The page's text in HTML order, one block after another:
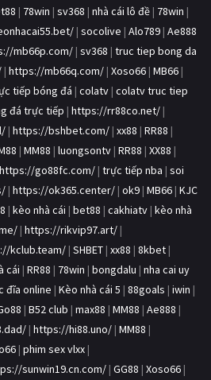
| 78win | sv368 | nhà cái lô đề | 78win |
| socolive | Alo789 | Ae888
mb66p.com/ | sv368 | truc tiep bong da
| https://mb66q.com/ | Xoso66 | MB66 |
tiếp bóng đá | colatv | colatv truc tiep
đá trực tiếp | https://rr88co.net/ |
| https://bshbet.com/ | xx88 | RR88 |
| MM88 | luongsontv | RR88 | XX88 |
https://go88fc.com/ | trực tiếp nba | soi
| https://ok365.center/ | ok9 | MB66 | KJC
| kèo nhà cái | bet88 | cakhiatv | kèo nhà
| https://rikvip97.art/ |
kclub.team/ | SHBET | xx88 | 8kbet |
cái | RR88 | 78win | bongdalu | nha cai uy
đĩa online | Kèo nhà cái 5 | 88goals | iwin |
| B52 club | max88 | MM88 | Ae888 |
| https://hi88.uno/ | MM88 |
| phim sex vlxx |
sunwin19.cn.com/ | GG88 | Xoso66 |